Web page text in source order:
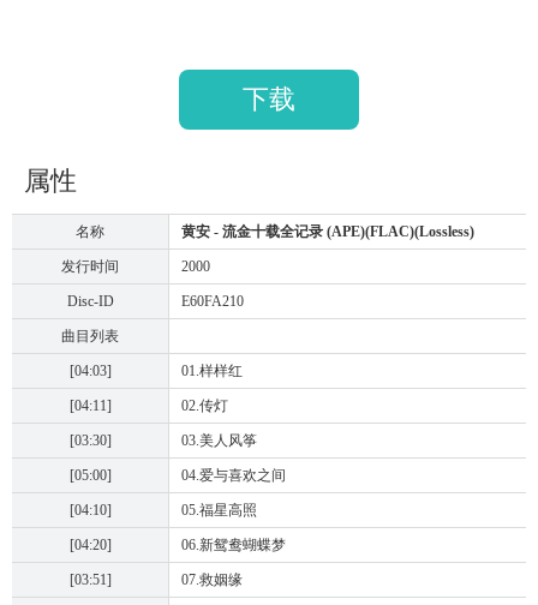
下载
属性
名称 黄安 - 流金十载全记录 (APE)(FLAC)(Lossless)
发行时间 2000
Disc-ID E60FA210
曲目列表
[04:03] 01.样样红
[04:11] 02.传灯
[03:30] 03.美人风筝
[05:00] 04.爱与喜欢之间
[04:10] 05.福星高照
[04:20] 06.新鸳鸯蝴蝶梦
[03:51] 07.救姻缘